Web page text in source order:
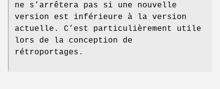
ne s’arrêtera pas si une nouvelle
version est inférieure à la version
actuelle. C’est particulièrement utile
lors de la conception de
rétroportages.